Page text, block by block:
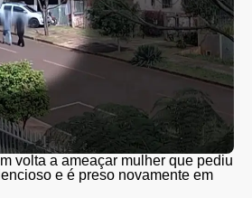
volta a ameaçar mulher que pediu
e é preso novamente em